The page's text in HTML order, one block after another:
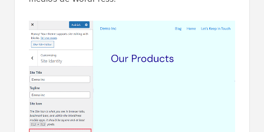
'Seleccionar ícono del sitio' para abrir la biblioteca de
medios de WordPress.